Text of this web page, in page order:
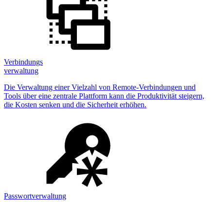
Verbindungs
verwaltung
Die Verwaltung einer Vielzahl von Remote-Verbindungen und
Tools über eine zentrale Plattform kann die Produktivität steigern,
die Kosten senken und die Sicherheit erhöhen.
Passwortverwaltung